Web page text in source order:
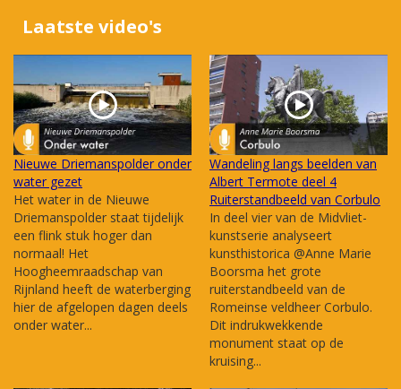
Laatste video's
Nieuwe Driemanspolder onder
water gezet
Het water in de Nieuwe
Driemanspolder staat tijdelijk
een flink stuk hoger dan
normaal! Het
Hoogheemraadschap van
Rijnland heeft de waterberging
hier de afgelopen dagen deels
onder water...
Wandeling langs beelden van
Albert Termote deel 4
Ruiterstandbeeld van Corbulo
In deel vier van de Midvliet-
kunstserie analyseert
kunsthistorica @Anne Marie
Boorsma het grote
ruiterstandbeeld van de
Romeinse veldheer Corbulo.
Dit indrukwekkende
monument staat op de
kruising...